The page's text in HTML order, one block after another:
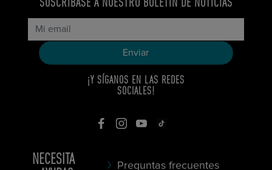
¡Y SÍGANOS EN LAS REDES
SOCIALES!
NECESITA
Preguntas frecuentes